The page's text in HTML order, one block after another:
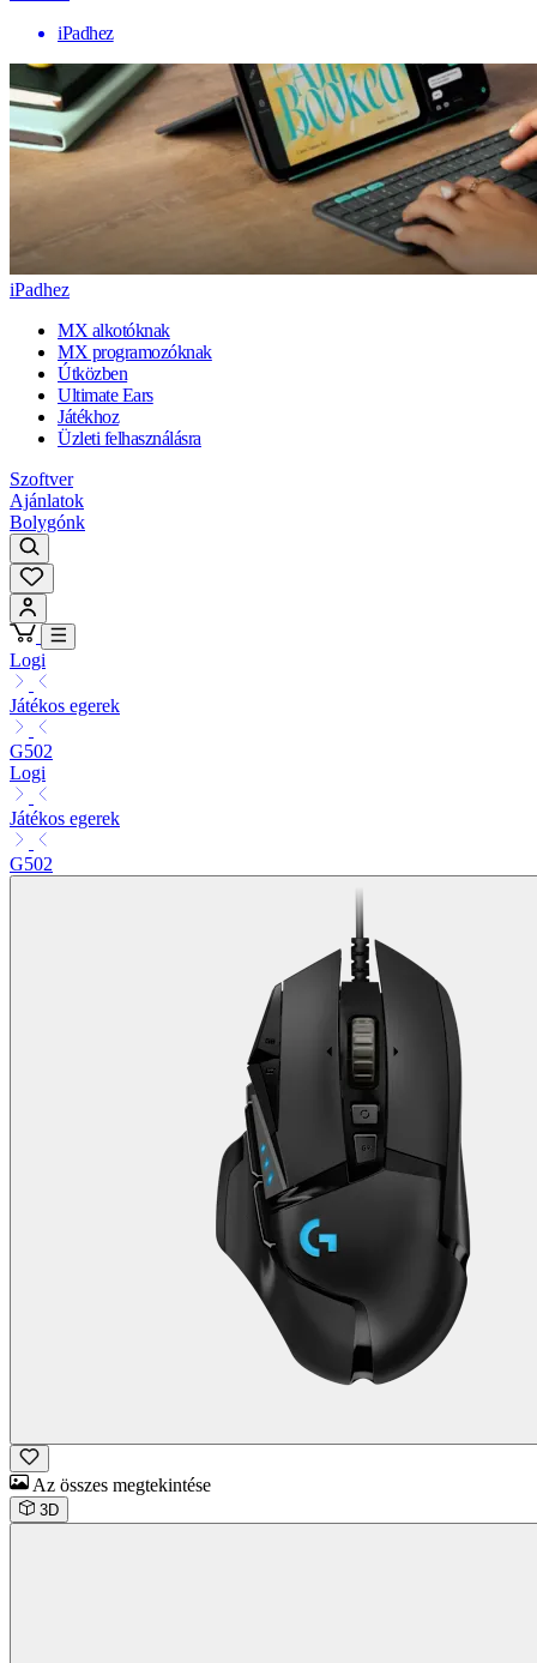
iPadhez
iPadhez
MX alkotóknak
MX programozóknak
Útközben
Ultimate Ears
Játékhoz
Üzleti felhasználásra
Szoftver
Ajánlatok
Bolygónk
Logi
Játékos egerek
G502
Logi
Játékos egerek
G502
Az összes megtekintése
3D